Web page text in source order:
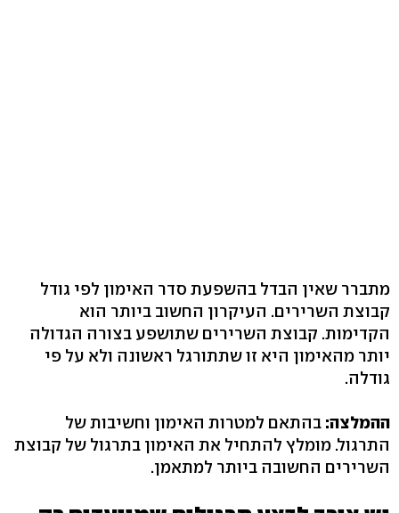
מתברר שאין הבדל בהשפעת סדר האימון לפי גודל
קבוצת השרירים. העיקרון החשוב ביותר הוא
הקדימות. קבוצת השרירים שתושפע בצורה הגדולה
יותר מהאימון היא זו שתתורגל ראשונה ולא על פי
גודלה.
ההמלצה: בהתאם למטרות האימון וחשיבות של
התרגול. מומלץ להתחיל את האימון בתרגול של קבוצת
השרירים החשובה ביותר למתאמן.